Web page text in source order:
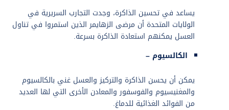
يساعد في تحسين الذاكرة، وجدت التجارب السريرية في
الولايات المتحدة أن مرضى الزهايمر الذين استمروا في تناول
العسل يمكنهم استعادة الذاكرة بسرعة.
الكالسيوم –
يمكن أن يحسن الذاكرة والتركيز والعسل غني بالكالسيوم
والمغنيسيوم والفوسفور والمعادن الأخرى التي لها العديد
من الفوائد الغذائية للدماغ.